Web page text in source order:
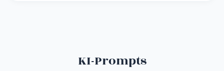
KI-Prompts